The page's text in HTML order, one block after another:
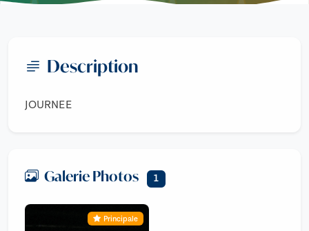
Description
JOURNEE
Galerie Photos 1
Principale